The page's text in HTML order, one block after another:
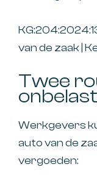
van de zaak |
Twee
Werkgevers
auto van de
vergoeden: